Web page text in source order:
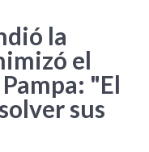
la
el
"El
sus